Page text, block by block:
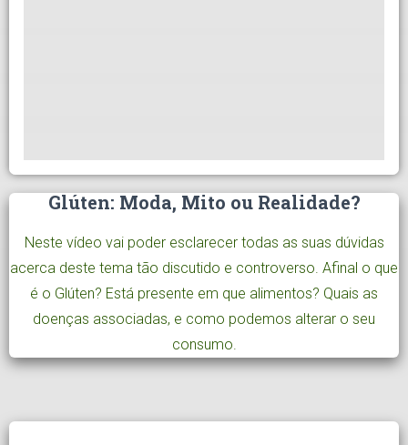
Glúten: Moda, Mito ou Realidade?
Neste vídeo vai poder esclarecer todas as suas dúvidas
acerca deste tema tão discutido e controverso. Afinal o que
é o Glúten? Está presente em que alimentos? Quais as
doenças associadas, e como podemos alterar o seu
consumo.